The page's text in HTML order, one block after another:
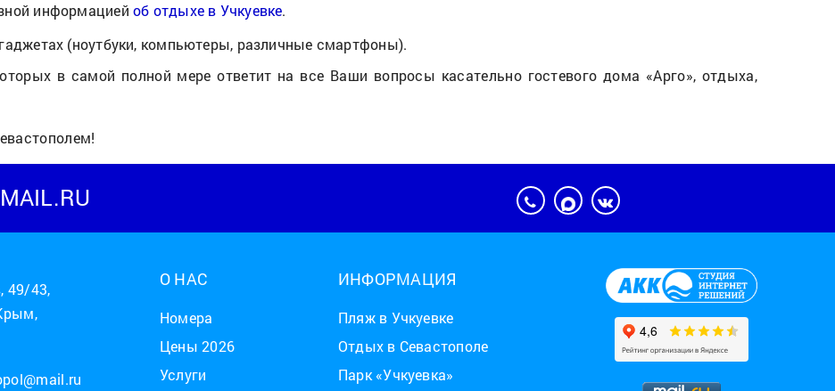
информацией об отдыхе в Учкуевке.
(ноутбуки, компьютеры, различные смартфоны).
в самой полной мере ответит на все Ваши вопросы касательно гостевого дома «Арго», отдыха,
49/43,
О НАС
Номера
Цены 2026
Услуги
ИНФОРМАЦИЯ
Пляж в Учкуевке
Отдых в Севастополе
Парк «Учкуевка»